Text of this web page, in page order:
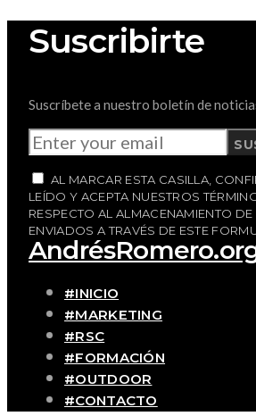
Suscribirte
Suscríbete a nuestro boletín de
AL MARCAR ESTA CASILLA,
LEÍDO Y ACEPTA NUESTROS
RESPECTO AL ALMACENAMIENTO
ENVIADOS A TRAVÉS DE ESTE
#INICIO
#MARKETING
#RSC
#FORMACIÓN
#OUTDOOR
#CONTACTO